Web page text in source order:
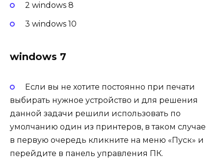
2 windows 8
3 windows 10
windows 7
Если вы не хотите постоянно при печати
выбирать нужное устройство и для решения
данной задачи решили использовать по
умолчанию один из принтеров, в таком случае
в первую очередь кликните на меню «Пуск» и
перейдите в панель управления ПК.